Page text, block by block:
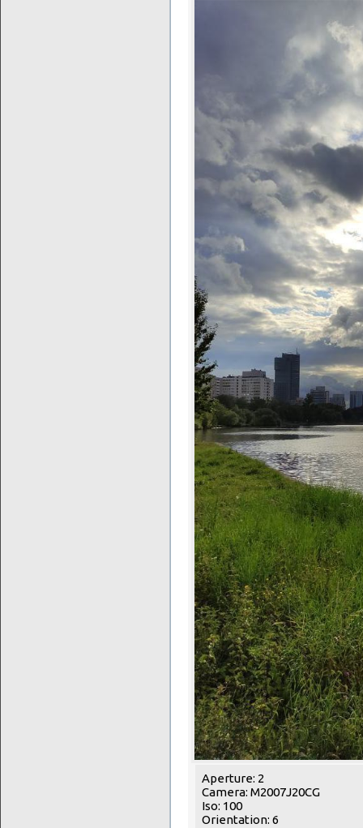
Aperture: 2
Camera: M2007J20CG
Iso: 100
Orientation: 6